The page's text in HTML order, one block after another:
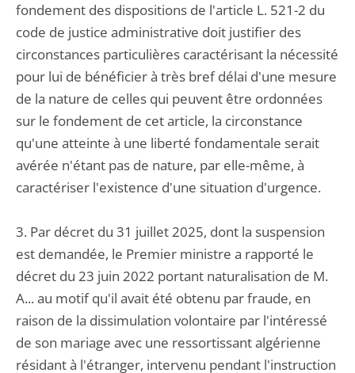
fondement des dispositions de l'article L. 521-2 du
code de justice administrative doit justifier des
circonstances particulières caractérisant la nécessité
pour lui de bénéficier à très bref délai d'une mesure
de la nature de celles qui peuvent être ordonnées
sur le fondement de cet article, la circonstance
qu'une atteinte à une liberté fondamentale serait
avérée n'étant pas de nature, par elle-même, à
caractériser l'existence d'une situation d'urgence.
3. Par décret du 31 juillet 2025, dont la suspension
est demandée, le Premier ministre a rapporté le
décret du 23 juin 2022 portant naturalisation de M.
A... au motif qu'il avait été obtenu par fraude, en
raison de la dissimulation volontaire par l'intéressé
de son mariage avec une ressortissant algérienne
résidant à l'étranger, intervenu pendant l'instruction